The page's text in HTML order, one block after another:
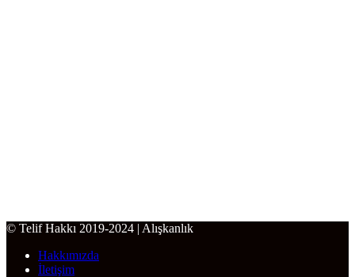
© Telif Hakkı 2019-2024 | Alışkanlık
Hakkımızda
İletişim